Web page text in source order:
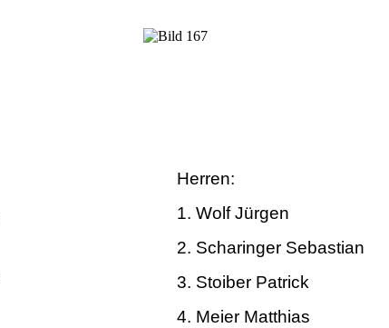
Herren:
1. Wolf Jürgen
2. Scharinger Sebastian
3. Stoiber Patrick
4. Meier Matthias